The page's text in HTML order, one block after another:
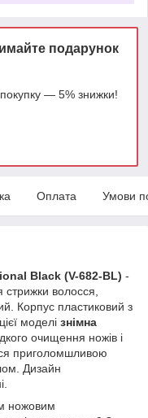
подарунок
— 5% знижки!
Оплата Умови
Black (V-682-BL) -
волосся,
Корпус пластиковий з
моделі знімна
очищення ножів і
приголомшливою
Дизайн
ножовим